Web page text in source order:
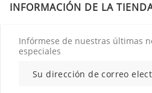
INFORMACIÓN DE LA
Infórmese de nuestras últimas
especiales